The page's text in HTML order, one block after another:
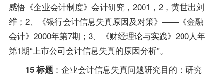
感悟《企业会计制度》会计研究，2001，2，黄世出刘
维；2、《银行会计信息失真原因及对策》——《金融
会计》2000年第7期；3、《财经理论与实践》200人年
第1期“上市公司会计信息失真的原因分析”。
15 标题：企业会计信息失真问题研究目的：研究